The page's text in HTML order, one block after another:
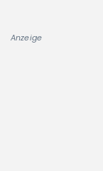
Anzeige